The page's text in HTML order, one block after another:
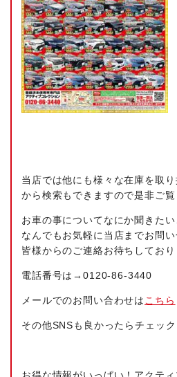
当店では他にも様々な在庫を取
から検索もできますので是非ご
お車の事についてなにか聞きたい
なんでもお気軽に当店までお問い
皆様からのご連絡お待ちしており
電話番号は→0120-86-3440
メールでのお問い合わせは こちら
その他SNSも良かったらチェッ
お得な情報がいっぱい！アクテ